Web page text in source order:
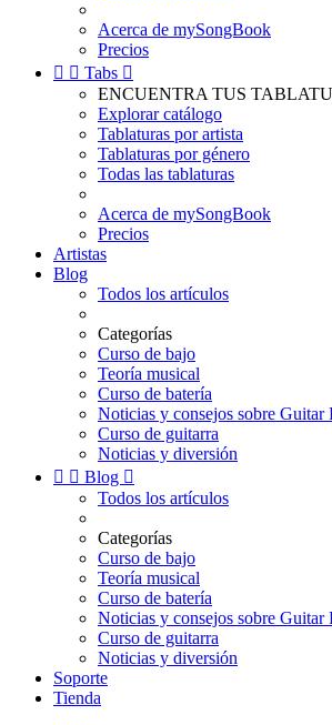
Acerca de mySongBook
Precios
  Tabs 
ENCUENTRA TUS
Explorar catálogo
Tablaturas por artista
Tablaturas por género
Todas las tablaturas
Acerca de mySongBook
Precios
Artistas
Blog
Todos los artículos
Categorías
Curso de bajo
Teoría musical
Curso de batería
Noticias y consejos sobre Guitar
Curso de guitarra
Noticias y diversión
  Blog 
Todos los artículos
Categorías
Curso de bajo
Teoría musical
Curso de batería
Noticias y consejos sobre Guitar
Curso de guitarra
Noticias y diversión
Soporte
Tienda